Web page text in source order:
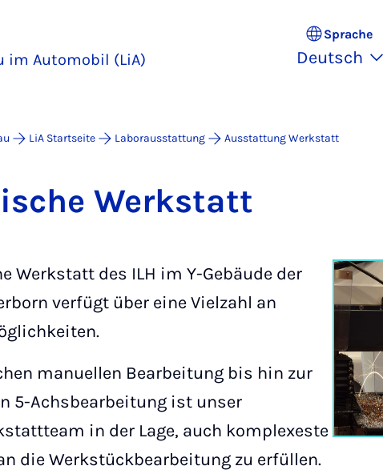
im Automobil (LiA)
Sprache
Deutsch
LiA Startseite Laborausstattung Ausstattung Werkstatt
Werk­statt
Werkstatt des ILH im Y-Gebäude der
verfügt über eine Vielzahl an
manuellen Bearbeitung bis hin zur
5-Achsbearbeitung ist unser
in der Lage, auch komplexeste
die Werkstückbearbeitung zu erfüllen.